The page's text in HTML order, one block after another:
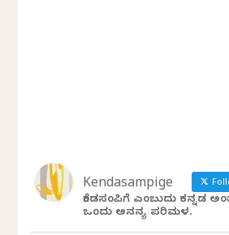
Kendasampige
ಕೆಂಡಸಂಪಿಗೆ ಎಂಬುದು ಕನ್ನಡ
ಒಂದು ಅನನ್ಯ ಪರಿಮಳ.